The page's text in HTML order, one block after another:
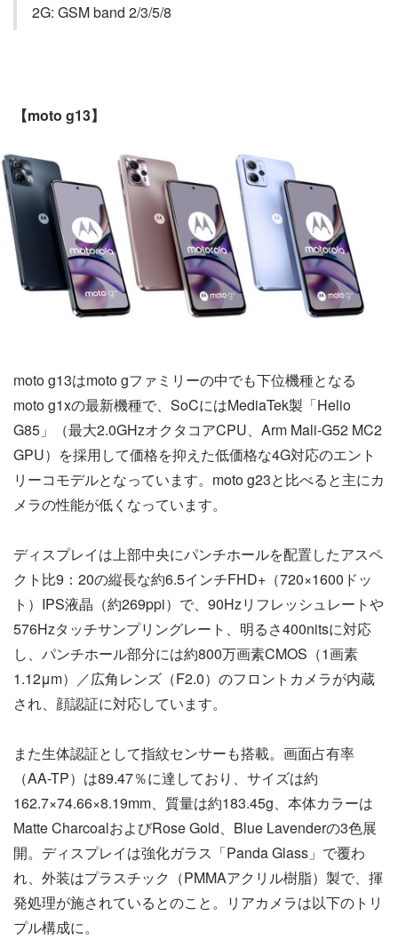
2G: GSM band 2/3/5/8
【moto g13】
moto g13はmoto gファミリーの中でも下位機種となる
moto g1xの最新機種で、SoCにはMediaTek製「Helio
G85」（最大2.0GHzオクタコアCPU、Arm Mali-G52 MC2
GPU）を採用して価格を抑えた低価格な4G対応のエント
リーコモデルとなっています。moto g23と比べると主にカ
メラの性能が低くなっています。
ディスプレイは上部中央にパンチホールを配置したアスペ
クト比9：20の縦長な約6.5インチFHD+（720×1600ドッ
ト）IPS液晶（約269ppi）で、90Hzリフレッシュレートや
576Hzタッチサンプリングレート、明るさ400nitsに対応
し、パンチホール部分には約800万画素CMOS（1画素
1.12μm）／広角レンズ（F2.0）のフロントカメラが内蔵
され、顔認証に対応しています。
また生体認証として指紋センサーも搭載。画面占有率
（AA-TP）は89.47％に達しており、サイズは約
162.7×74.66×8.19mm、質量は約183.45g、本体カラーは
Matte CharcoalおよびRose Gold、Blue Lavenderの3色展
開。ディスプレイは強化ガラス「Panda Glass」で覆わ
れ、外装はプラスチック（PMMAアクリル樹脂）製で、揮
発処理が施されているとのこと。リアカメラは以下のトリ
プル構成に。